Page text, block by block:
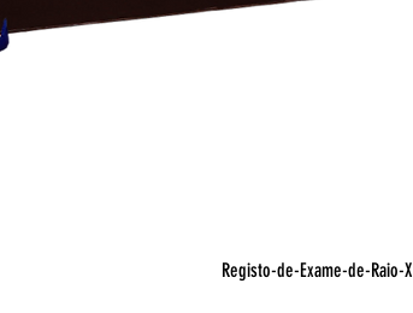
Visualização rápida
Registo-de-Exame-de-Raio-X